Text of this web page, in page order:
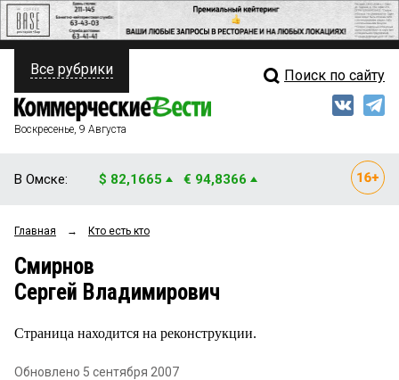
ПОЛИТИКА
ФИНАНСЫ
ОБЩЕСТВО
ЗАКОН
Свежий выпуск
Все рубрики Поиск по сайту
Воскресенье, 9 Августа
В Омске: $ 82,1665 € 94,8366
Главная → Кто есть кто
Смирнов
Сергей Владимирович
Страница находится на реконструкции.
Обновлено 5 сентября 2007